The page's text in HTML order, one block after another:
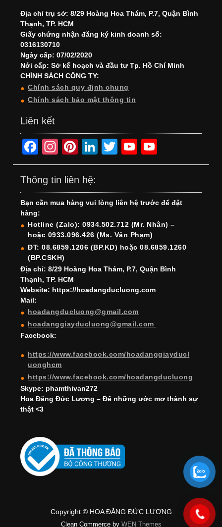
Địa chỉ trụ sở: 8/29 Hoàng Hoa Thám, P.7, Quận Bình
Thạnh, TP. HCM
Giấy chứng nhận đăng ký kinh doanh số:
0316130710
Ngày cấp: 07/02/2020
Nới cấp: Sở kế hoạch và đầu tư Tp. Hồ Chí Minh
CHÍNH SÁCH CÔNG TY:
Chính sách quy định chung
Chính sách bảo mật thông tin
Liên kết
F
a
c
e
b
o
o
k
In
st
a
gr
a
m
Pi
nt
er
e
st
Li
n
e
dI
n
T
wi
er
Y
o
T
u
b
e
o
T
u
b
e
h
Thông tin liên hệ:
Bạn cần mua hàng vui lòng liên hệ trước để đặt
hàng:
Hotline (Zalo): 0934.502.712 (Mr. Nhân) –
hoặc 0933.096.426 (Ms. Vân Phạm)
ĐT: 08.6859.1206 (BP.KD) hoặc 08.6859.1260
(BP.CSKH)
Địa chỉ: 8/29 Hoàng Hoa Thám, P.7, Quận Bình
Thạnh, TP. HCM
Website: https://hoadangducluong.com
Mail:
hoadangducluong@gmail.com
hoadanggiayducluong@gmail.com
Facebook:
https://www.facebook.com/hoadanggiayducl
uonghcm
https://www.facebook.com/hoadangducluong
Skype: phamthivan272
Hoa Đăng Đức Lương – Để những ước mơ thành sự
thật <3
Copyright © HOA ĐĂNG ĐỨC LƯƠNG
Clean Commerce by WEN Themes